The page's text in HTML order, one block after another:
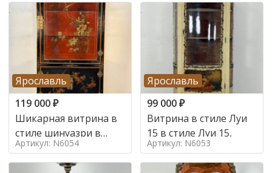
Ярославль
119 000₽
Шикарная витрина в
стиле шинуазри в
стиле шинуазри,
Артикул: N6054
Ярославль
99 000₽
Витрина в стиле Луи
15 в стиле Луи 15,
Артикул: N6053